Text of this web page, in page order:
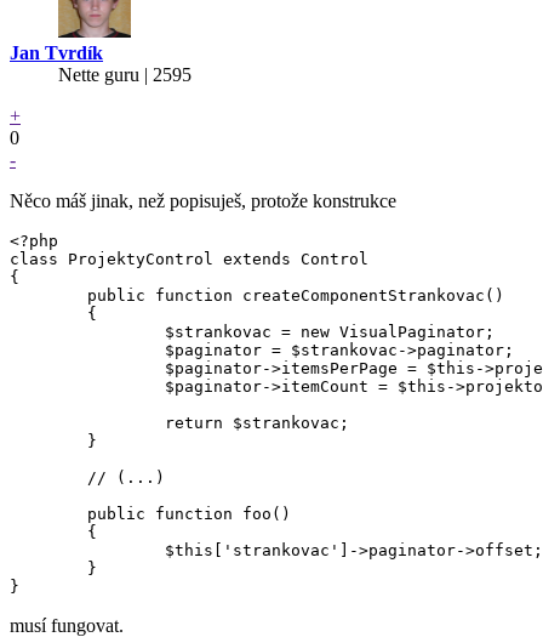
Jan Tvrdík
Nette guru | 2595
+
0
-
Něco máš jinak, než popisuješ, protože konstrukce
<?php
class ProjektyControl extends Control
{
musí fungovat.